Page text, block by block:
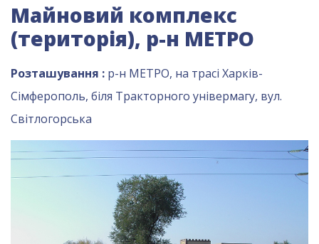
Майновий комплекс
(територія), р-н МЕТРО
Розташування : р-н МЕТРО, на трасі Харків-
Сімферополь, біля Тракторного універмагу, вул.
Світлогорська